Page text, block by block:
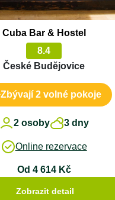
Cuba Bar & Hostel
8.4
České Budějovice
Zbývají 2 volné pokoje
2 osoby 3 dny
Online rezervace
Od 4 614 Kč
Zobrazit detail